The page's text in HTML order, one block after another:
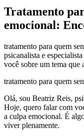
Tratamento
emocional:
tratamento para quem
psicanalista e
você sobre um tema que
tratamento para quem
Olá, sou Beatriz Reis,
Hoje, quero falar com
a culpa emocional. É
viver plenamente.